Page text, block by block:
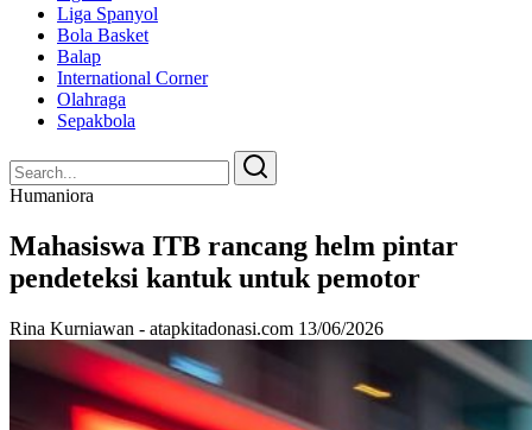
Liga Spanyol
Bola Basket
Balap
International Corner
Olahraga
Sepakbola
Search
for:
Search
Humaniora
Mahasiswa ITB rancang helm pintar
pendeteksi kantuk untuk pemotor
Rina Kurniawan - atapkitadonasi.com 13/06/2026